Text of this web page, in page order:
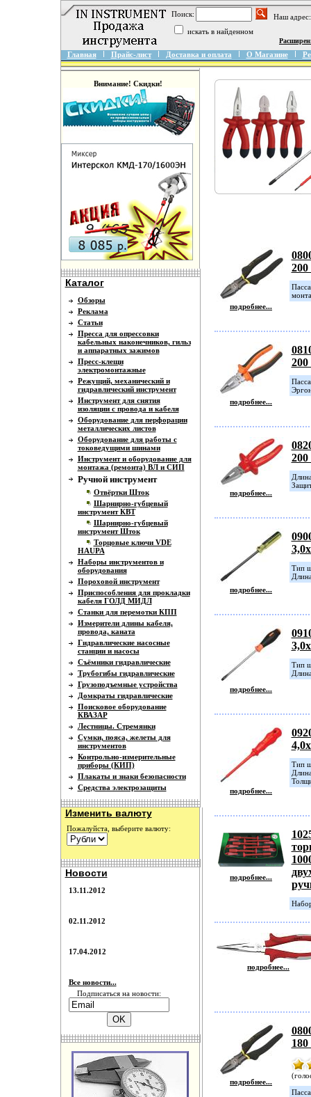
Поиск:
Наш
искать в найденном
Главная Прайс-лист Доставка и оплата О Магазине
Внимание! Скидки!
Каталог
Обзоры
Реклама
Статьи
Пресса для опрессовки
кабельных наконечников, гильз
и аппаратных зажимов
Пресс-клещи
электромонтажные
Режущий, механический и
гидравлический инструмент
Инструмент для снятия
изоляции с провода и кабеля
Оборудование для перфорации
металлических листов
Оборудование для работы с
токоведущими шинами
Инструмент и оборудование для
монтажа (ремонта) ВЛ и СИП
Ручной инструмент
Отвёртки Шток
Шарнирно-губцевый
инструмент КВТ
Шарнирно-губцевый
инструмент Шток
Торцовые ключи VDE
HAUPA
Наборы инструментов и
оборудования
Пороховой инструмент
Приспособления для прокладки
кабеля ГОЛД МИДЛ
Станки для перемотки КПП
Измерители длины кабеля,
провода, каната
Гидравлические насосные
станции и насосы
Съёмники гидравлические
Трубогибы гидравлические
Грузоподъемные устройства
Домкраты гидравлические
Поисковое оборудование
КВАЗАР
Лестницы. Стремянки
Сумки, пояса, желеты для
инструментов
Контрольно-измерительные
приборы (КИП)
Плакаты и знаки безопасности
Средства электрозащиты
Изменить валюту
Пожалуйста, выберите валюту:
Новости
13.11.2012
02.11.2012
17.04.2012
Все новости...
Подписаться на новости:
подробнее...
подробнее...
подробнее...
подробнее...
Тип
подробнее...
Тип
подробнее...
Тип
подробнее...
подробнее...
подробнее...